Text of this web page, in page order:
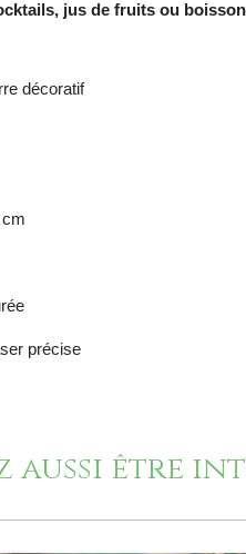
jus de fruits ou
décoratif
précise
aussi être